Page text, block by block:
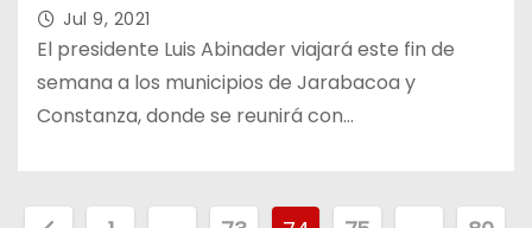
Jul 9, 2021
El presidente Luis Abinader viajará este fin de
semana a los municipios de Jarabacoa y
Constanza, donde se reunirá con…